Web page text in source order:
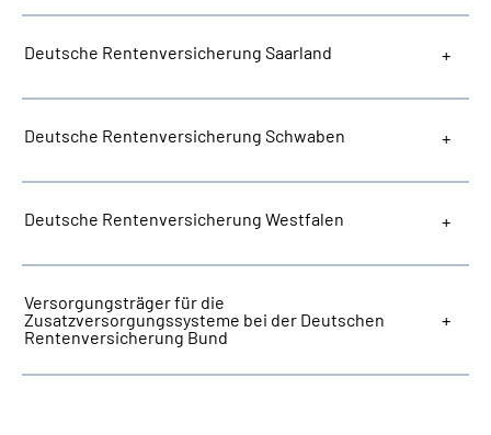
Deutsche Rentenversicherung Saarland
Deutsche Rentenversicherung Schwaben
Deutsche Rentenversicherung Westfalen
Versorgungsträger für die
Zusatzversorgungssysteme bei der Deutschen
Rentenversicherung Bund